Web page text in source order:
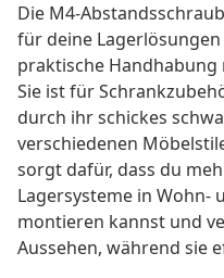
Die M4-
für deine
praktische
Sie ist für
durch ihr schickes
verschiedenen
sorgt dafür, dass du
Lagersysteme in Wohn-
montieren kannst und
Aussehen, während sie